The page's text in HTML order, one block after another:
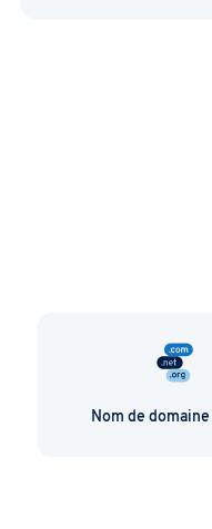
Nom de